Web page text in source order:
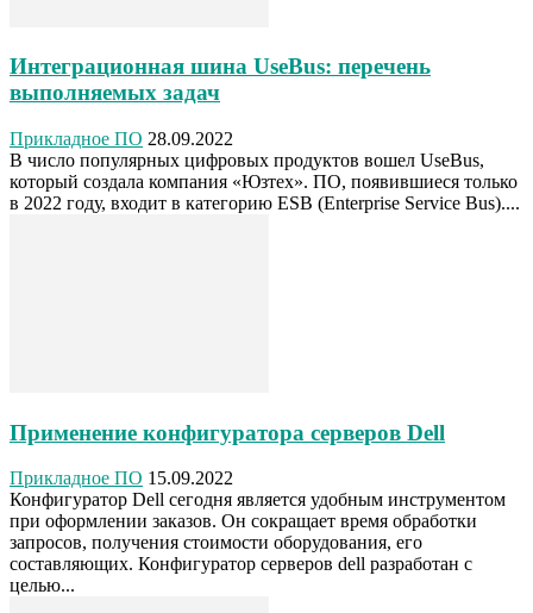
Интеграционная шина UseBus: перечень
выполняемых задач
Прикладное ПО 28.09.2022
В число популярных цифровых продуктов вошел UseBus,
который создала компания «Юзтех». ПО, появившиеся только
в 2022 году, входит в категорию ESB (Enterprise Service Bus)....
Применение конфигуратора серверов Dell
Прикладное ПО 15.09.2022
Конфигуратор Dell сегодня является удобным инструментом
при оформлении заказов. Он сокращает время обработки
запросов, получения стоимости оборудования, его
составляющих. Конфигуратор серверов dell разработан с
целью...